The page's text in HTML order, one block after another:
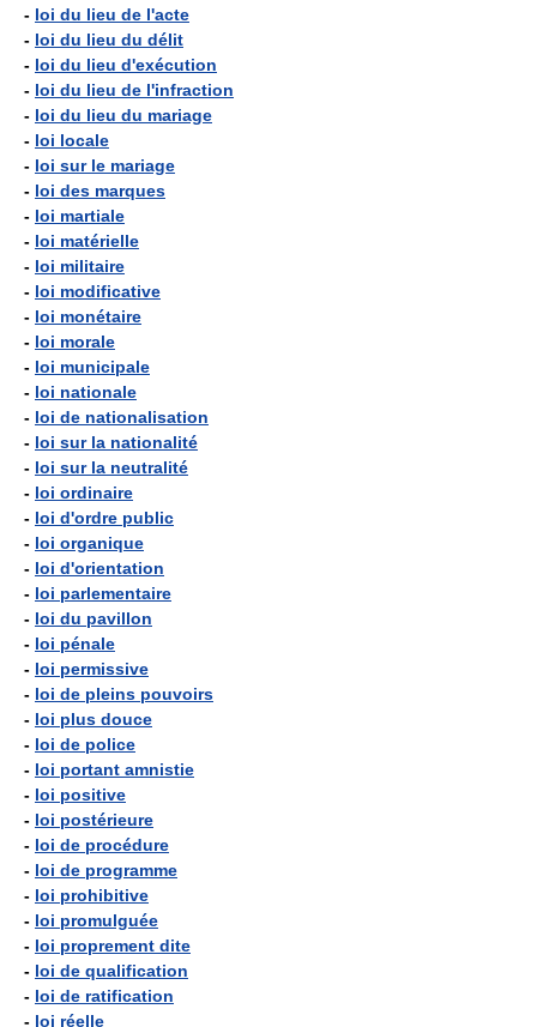
- loi du lieu de l'acte
- loi du lieu du délit
- loi du lieu d'exécution
- loi du lieu de l'infraction
- loi du lieu du mariage
- loi locale
- loi sur le mariage
- loi des marques
- loi martiale
- loi matérielle
- loi militaire
- loi modificative
- loi monétaire
- loi morale
- loi municipale
- loi nationale
- loi de nationalisation
- loi sur la nationalité
- loi sur la neutralité
- loi ordinaire
- loi d'ordre public
- loi organique
- loi d'orientation
- loi parlementaire
- loi du pavillon
- loi pénale
- loi permissive
- loi de pleins pouvoirs
- loi plus douce
- loi de police
- loi portant amnistie
- loi positive
- loi postérieure
- loi de procédure
- loi de programme
- loi prohibitive
- loi promulguée
- loi proprement dite
- loi de qualification
- loi de ratification
- loi réelle